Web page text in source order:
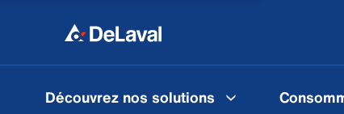
Découvrez nos solutions